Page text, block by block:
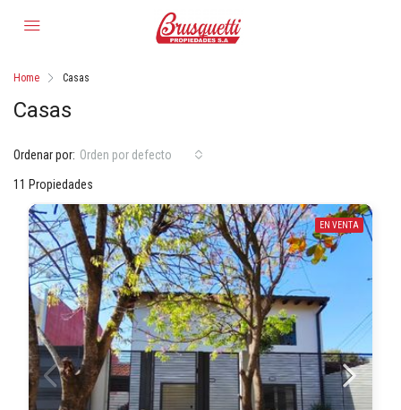
Home Casas
Casas
11 Propiedades
Ordenar por: Orden por defecto
EN VENTA